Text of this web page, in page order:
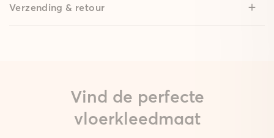
Verzending & retour
Vind de perfecte
vloerkleedmaat